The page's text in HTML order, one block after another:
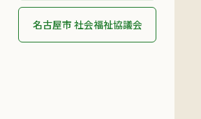
名古屋市 社会福祉協議会